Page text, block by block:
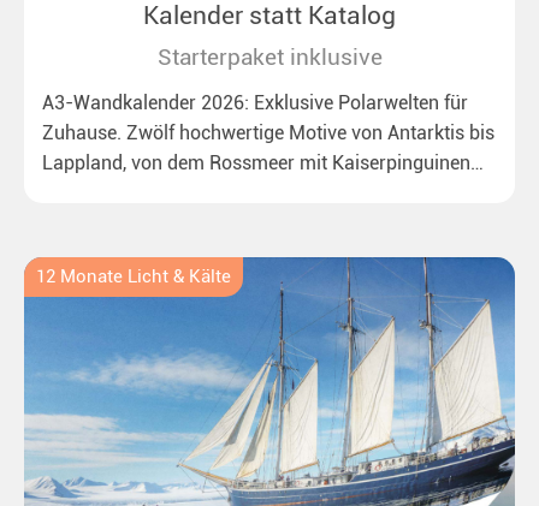
Kalender statt Katalog
Starterpaket inklusive
A3-Wandkalender 2026: Exklusive Polarwelten für
Zuhause. Zwölf hochwertige Motive von Antarktis bis
Lappland, von dem Rossmeer mit Kaiserpinguinen
12 Monate Licht & Kälte